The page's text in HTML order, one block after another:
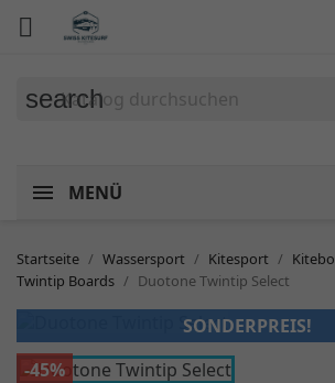

search
MENÜ
Startseite Wassersport Kitesport
Twintip Boards
Duotone Twintip Select
SONDERPREIS!
-45%